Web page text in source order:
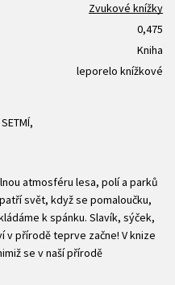
Zvukové knížky
0,475
Kniha
leporelo knížkové
atmosféru lesa, polí a parků
svět, když se pomaloučku,
k spánku. Slavík, sýček,
přírodě teprve začne! V knize
se v naší přírodě